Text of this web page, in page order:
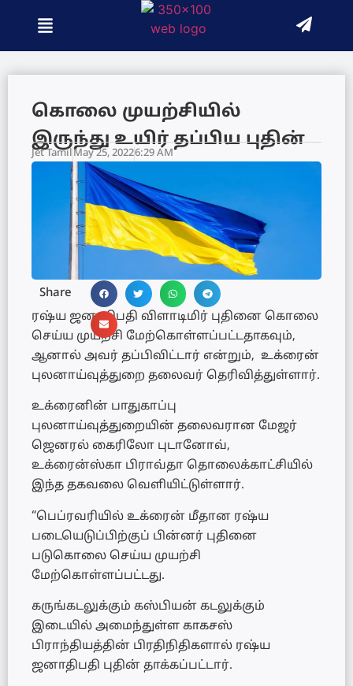
கொலை முயற்சியில்
இருந்து உயிர் தப்பிய புதின்
Jet TamilMay 25, 20226:29 AM
Share
ரஷ்ய ஜனாதிபதி விளாடிமிர் புதினை கொலை
செய்ய முயற்சி மேற்கொள்ளப்பட்டதாகவும்,
ஆனால் அவர் தப்பிவிட்டார் என்றும், உக்ரைன்
புலனாய்வுத்துறை தலைவர் தெரிவித்துள்ளார்.
உக்ரைனின் பாதுகாப்பு
புலனாய்வுத்துறையின் தலைவரான மேஜர்
ஜெனரல் கைரிலோ புடானோவ்,
உக்ரைன்ஸ்கா பிராவ்தா தொலைக்காட்சியில்
இந்த தகவலை வெளியிட்டுள்ளார்.
“பெப்ரவரியில் உக்ரைன் மீதான ரஷ்ய
படையெடுப்பிற்குப் பின்னர் புதினை
படுகொலை செய்ய முயற்சி
மேற்கொள்ளப்பட்டது.
கருங்கடலுக்கும் கஸ்பியன் கடலுக்கும்
இடையில் அமைந்துள்ள காகசஸ்
பிராந்தியத்தின் பிரதிநிதிகளால் ரஷ்ய
ஜனாதிபதி புதின் தாக்கப்பட்டார்.